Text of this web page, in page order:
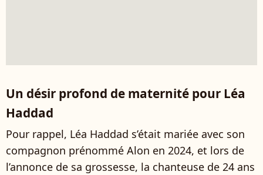
Un désir profond de maternité pour Léa
Haddad
Pour rappel, Léa Haddad s’était mariée avec son
compagnon prénommé Alon en 2024, et lors de
l’annonce de sa grossesse, la chanteuse de 24 ans